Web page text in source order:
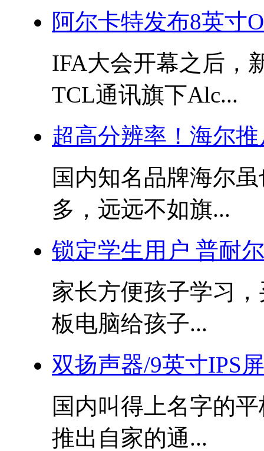
阿尔卡特发布8英寸
IFA大会开幕之后，
TCL通讯旗下Alc...
超高分辨率！海尔
国内知名品牌海尔
多，远远不如旗...
锁定学生用户 普耐
家长方便孩子学习
板电脑给孩子...
双扬声器/9英寸IPS
国内叫得上名字的
推出自家的通...